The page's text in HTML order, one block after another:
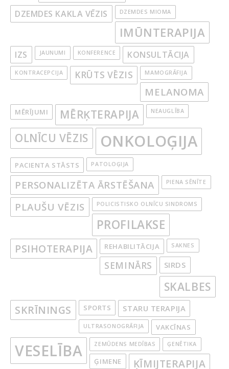
DZEMDES KAKLA VĒZIS DZEMDES MIOMA
IMŪNTERAPIJA
IZS JAUNUMI KONFERENCE KONSULTĀCIJA
KONTRACEPCIJA KRŪTS VĒZIS MAMOGRĀFIJA
MELANOMA
MĒRĪJUMI MĒRĶTERAPIJA NEAUGLĪBA
OLNĪCU VĒZIS ONKOLOĢIJA
PACIENTA STĀSTS PATOLOĢIJA
PERSONALIZĒTA ĀRSTĒŠANA PIENA SĒNĪTE
PLAUŠU VĒZIS POLICISTISKO OLNĪCU SINDROMS
PROFILAKSE
PSIHOTERAPIJA REHABILITĀCIJA SAKNES
SEMINĀRS SIRDS
SKALBES
SKRĪNINGS SPORTS STARU TERAPIJA
ULTRASONOGRĀFIJA VAKCĪNAS
VESELĪBA ZEMŪDENS MEDĪBAS ĢENĒTIKA
ĢIMENE ĶĪMIJTERAPIJA